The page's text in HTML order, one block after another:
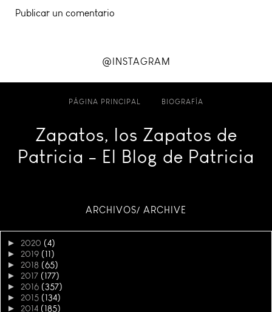
Publicar un comentario
@INSTAGRAM
PÁGINA PRINCIPAL BIOGRAFÍA
Zapatos, los Zapatos de
Patricia - El Blog de Patricia
ARCHIVOS/ ARCHIVE
► 2020 (4)
► 2019 (11)
► 2018 (65)
► 2017 (177)
► 2016 (357)
► 2015 (134)
► 2014 (185)